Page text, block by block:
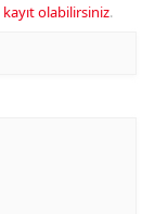
kayıt olabilirsiniz.